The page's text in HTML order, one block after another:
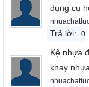
dụng cụ
Trả lời: 0
Kệ nhựa
khay